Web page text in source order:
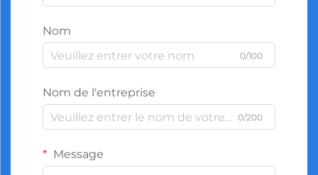
Nom
0/100
Nom de l'entreprise
0/200
Message